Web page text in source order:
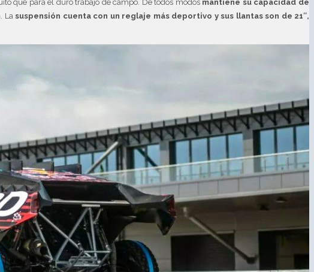
que para el duro trabajo de campo. De todos modos mantiene su capacidad de
Lasuspensión cuenta con un reglaje más deportivo y sus llantas son de 21″,